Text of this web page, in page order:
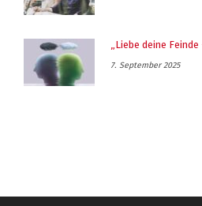
„Liebe deine
7. September 2025